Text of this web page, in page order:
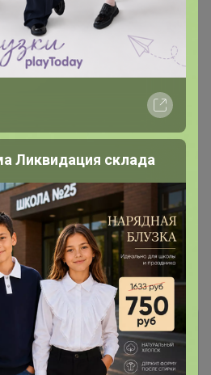
20-25 см, усыпаны
? 2 см не выгорающими
(переносят
2
1
Ликвидация склада